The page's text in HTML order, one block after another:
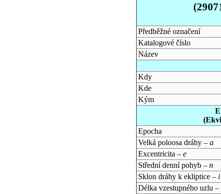
Předběžné označení
Katalogové číslo
Název
Kdy
Kde
Kým
Epocha
Velká poloosa dráhy – a
Excentricita – e
Střední denní pohyb – n
Sklon dráhy k ekliptice – i
Délka vzestupného uzlu –